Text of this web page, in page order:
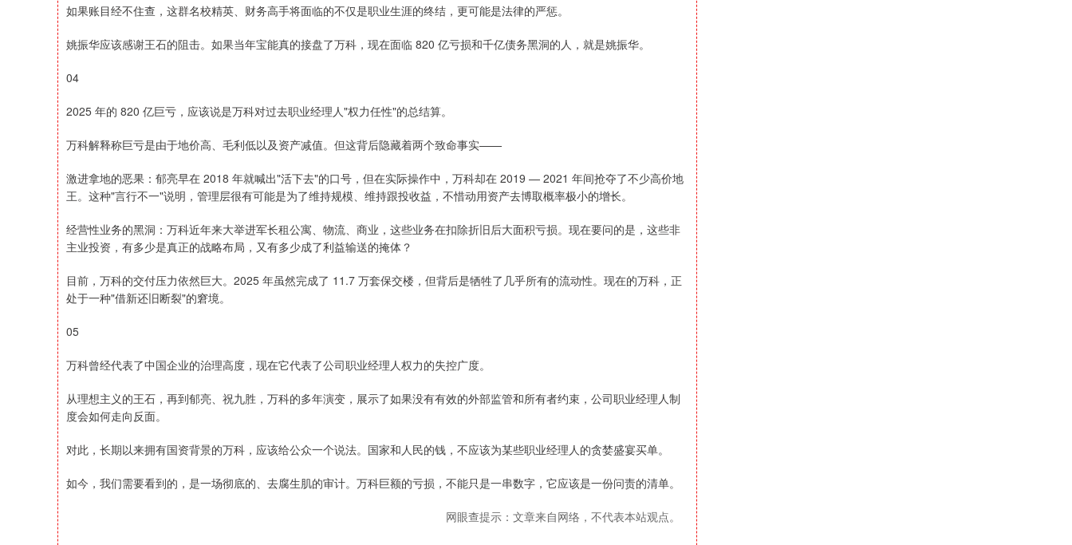
如果账目经不住查，这群名校精英、财务高手将面临的不仅是职业生涯的终结，更可能是法律的严惩。
姚振华应该感谢王石的阻击。如果当年宝能真的接盘了万科，现在面临 820 亿亏损和千亿债务黑洞的人，就是姚振华。
04
2025 年的 820 亿巨亏，应该说是万科对过去职业经理人"权力任性"的总结算。
万科解释称巨亏是由于地价高、毛利低以及资产减值。但这背后隐藏着两个致命事实——
激进拿地的恶果：郁亮早在 2018 年就喊出"活下去"的口号，但在实际操作中，万科却在 2019 — 2021 年间抢夺了不少高价地
王。这种"言行不一"说明，管理层很有可能是为了维持规模、维持跟投收益，不惜动用资产去博取概率极小的增长。
经营性业务的黑洞：万科近年来大举进军长租公寓、物流、商业，这些业务在扣除折旧后大面积亏损。现在要问的是，这些非
主业投资，有多少是真正的战略布局，又有多少成了利益输送的掩体？
目前，万科的交付压力依然巨大。2025 年虽然完成了 11.7 万套保交楼，但背后是牺牲了几乎所有的流动性。现在的万科，正
处于一种"借新还旧断裂"的窘境。
05
万科曾经代表了中国企业的治理高度，现在它代表了公司职业经理人权力的失控广度。
从理想主义的王石，再到郁亮、祝九胜，万科的多年演变，展示了如果没有有效的外部监管和所有者约束，公司职业经理人制
度会如何走向反面。
对此，长期以来拥有国资背景的万科，应该给公众一个说法。国家和人民的钱，不应该为某些职业经理人的贪婪盛宴买单。
如今，我们需要看到的，是一场彻底的、去腐生肌的审计。万科巨额的亏损，不能只是一串数字，它应该是一份问责的清单。
网眼查提示：文章来自网络，不代表本站观点。